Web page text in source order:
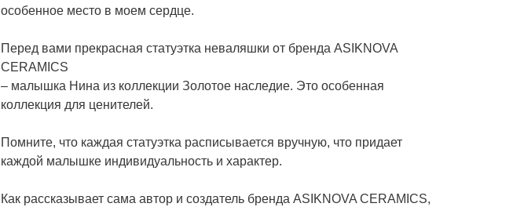
особенное место в моем сердце.
Перед вами прекрасная статуэтка неваляшки от бренда ASIKNOVA
CERAMICS
– малышка Нина из коллекции Золотое наследие. Это особенная
коллекция для ценителей.
Помните, что каждая статуэтка расписывается вручную, что придает
каждой малышке индивидуальность и характер.
Как рассказывает сама автор и создатель бренда ASIKNOVA CERAMICS,